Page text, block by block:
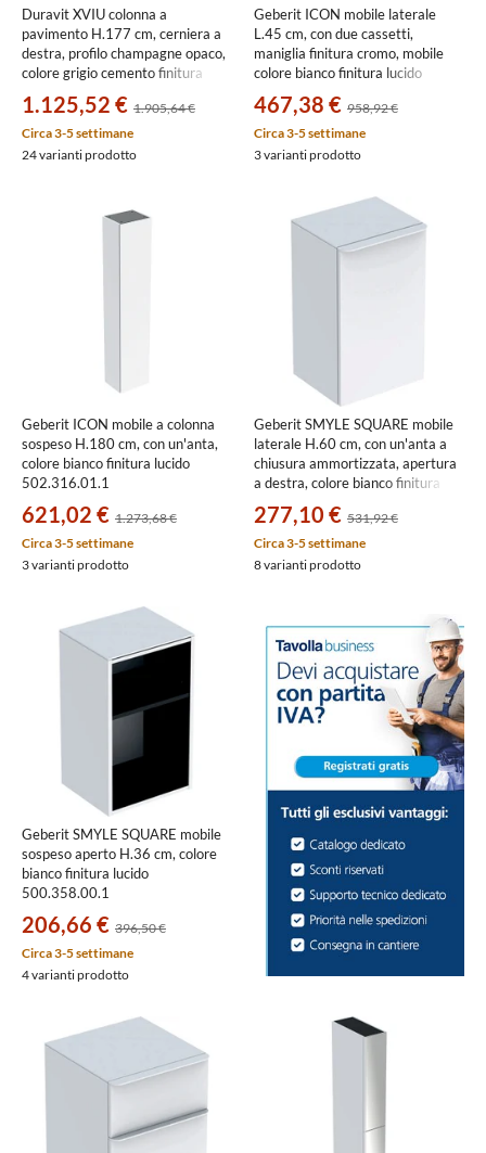
Duravit XVIU colonna a
pavimento H.177 cm, cerniera a
destra, profilo champagne opaco,
colore grigio cemento finitura
1.125,52 € 1.905,64 €
Circa 3-5 settimane
24 varianti prodotto
Geberit ICON mobile laterale
L.45 cm, con due cassetti,
maniglia finitura cromo, mobile
colore bianco finitura lucido
467,38 € 958,92 €
Circa 3-5 settimane
3 varianti prodotto
Geberit ICON mobile a colonna
sospeso H.180 cm, con un'anta,
colore bianco finitura lucido
502.316.01.1
621,02 € 1.273,68 €
Circa 3-5 settimane
3 varianti prodotto
Geberit SMYLE SQUARE mobile
laterale H.60 cm, con un'anta a
chiusura ammortizzata, apertura
a destra, colore bianco finitura
277,10 € 531,92 €
Circa 3-5 settimane
8 varianti prodotto
Geberit SMYLE SQUARE mobile
sospeso aperto H.36 cm, colore
bianco finitura lucido
500.358.00.1
206,66 € 396,50 €
Circa 3-5 settimane
4 varianti prodotto